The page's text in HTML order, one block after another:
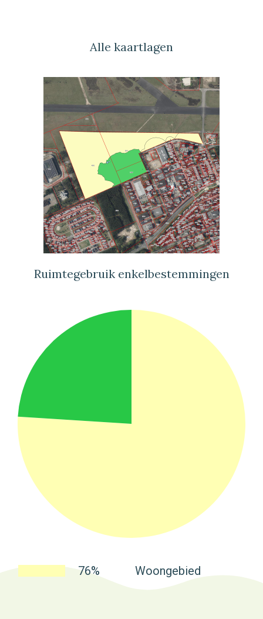
Alle kaartlagen
Ruimtegebruik enkelbestemmingen
76% Woongebied